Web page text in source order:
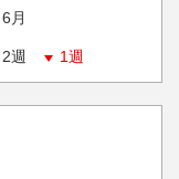
6月
2週 1週